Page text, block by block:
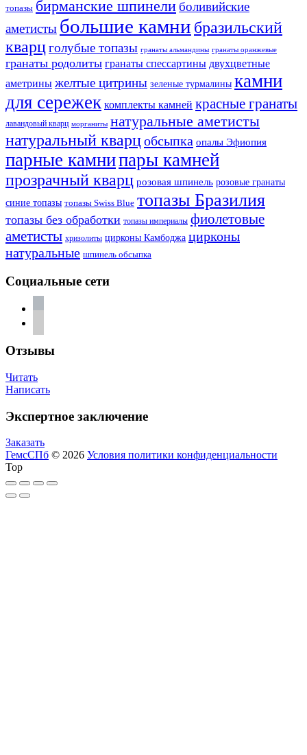
топазы бирманские шпинелиболивийские
аметисты большие камни бразильский
кварцголубые топазы гранаты альмандины гранаты оранжевые
гранаты родолиты гранаты спессартины двухцветные
аметрины желтые цитрины зеленые турмалины камни
для сережек комплекты камней красные гранаты
лавандовый кварц морганиты натуральные аметисты
натуральный кварцобсыпка опалы Эфиопия
парные камнипары камней
прозрачный кварц розовая шпинель розовые гранаты
синие топазы топазы Swiss Blue топазы Бразилия
топазы без обработки топазы империалы фиолетовые
аметисты хризолиты цирконы Камбоджа цирконы
натуральные шпинель обсыпка
Социальные сети
Отзывы
Читать
Написать
Экспертное заключение
Заказать
ГемсСПб © 2026 Условия политики конфиденциальности
Top